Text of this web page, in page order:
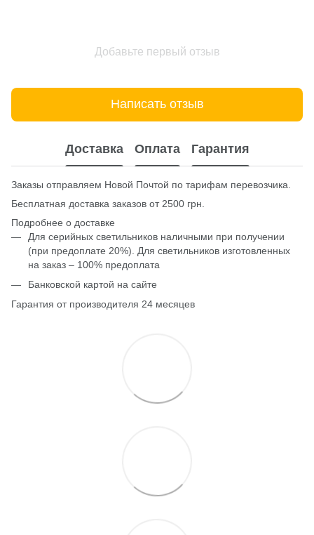
Добавьте первый отзыв
Написать отзыв
Доставка Оплата Гарантия
Заказы отправляем Новой Почтой по тарифам перевозчика.
Бесплатная доставка заказов от 2500 грн.
Подробнее о доставке
Для серийных светильников наличными при получении
(при предоплате 20%). Для светильников изготовленных
на заказ – 100% предоплата
Банковской картой на сайте
Гарантия от производителя 24 месяцев